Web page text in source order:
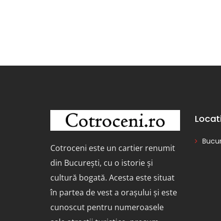
Cotroceni este un cartier renumit
din București, cu o istorie și
cultură bogată. Acesta este situat
în partea de vest a orașului și este
cunoscut pentru numeroasele